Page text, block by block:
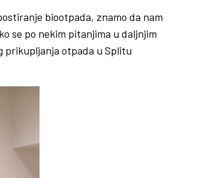
biootpada, znamo da nam
se po nekim pitanjima u daljnjim
prikupljanja otpada u Splitu